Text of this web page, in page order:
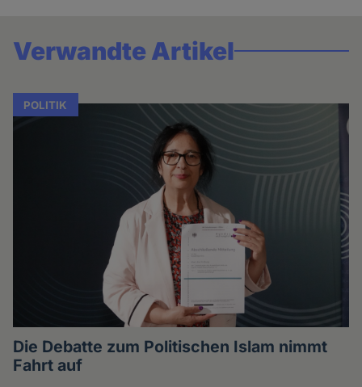
Verwandte Artikel
POLITIK
Die Debatte zum Politischen Islam nimmt
Fahrt auf